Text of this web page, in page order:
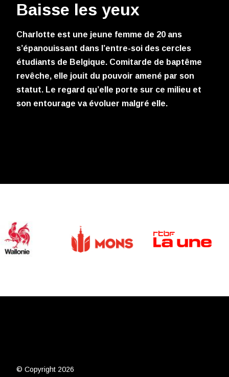
Baisse les yeux
Charlotte est une jeune femme de 20 ans
s’épanouissant dans l’entre-soi des cercles
étudiants de Belgique. Comitarde de baptême
revêche, elle jouit du pouvoir amené par son
statut. Le regard qu’elle porte sur ce milieu et
son entourage va évoluer malgré elle.
© Copyright 2026